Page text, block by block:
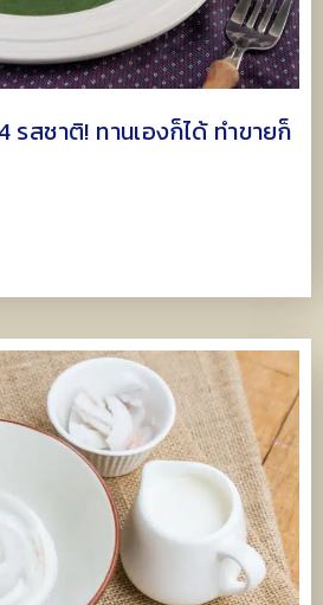
รสชาติ! ทานเองก็ได้ ทำขายก็